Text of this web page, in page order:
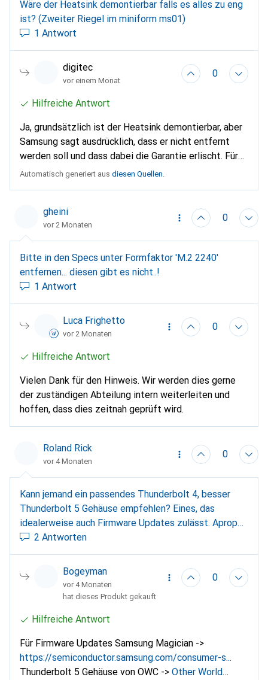
Wäre der Heatsink demontierbar falls es alles zu eng
ist? (Zweiter Riegel im miniform ms01)
1 Antwort
digitec
vor einem Monat
0
Hilfreiche Antwort
Ja, grundsätzlich ist der Heatsink demontierbar, aber
Samsung sagt ausdrücklich, dass er nicht entfernt
werden soll und dass dabei die Garantie erlischt. Für
dein Setup ist wichtig: Das Laufwerk mit Heatsink ist
Entfernen also technisch möglich, aber riskant und
nicht vorgesehen. Wenn du es trotzdem machst,
musst du mit möglicher Beschädigung des Laufwerks
und dem Verlust der Garantie rechnen.
Automatisch generiert aus diesen Quellen.
gheini
vor 2 Monaten
0
Bitte in den Specs unter Formfaktor 'M.2 2240'
entfernen... diesen gibt es nicht..!
1 Antwort
Luca Frighetto
vor 2 Monaten
0
Hilfreiche Antwort
Vielen Dank für den Hinweis. Wir werden dies gerne
der zuständigen Abteilung intern weiterleiten und
hoffen, dass dies zeitnah geprüft wird.
Roland Rick
vor 4 Monaten
0
Kann jemand ein passendes Thunderbolt 4, besser
Thunderbolt 5 Gehäuse empfehlen? Eines, das
idealerweise auch Firmware Updates zulässt. Apropos
Firmware Updates: Gibt's einen Link zu einem
Samsung Firmware Upgrade Tool das auch auf macOS
Tahoe läuft?
2 Antworten
Bogeyman
vor 4 Monaten
0
hat dieses Produkt gekauft
Hilfreiche Antwort
Für Firmware Updates Samsung Magician ->
https://semiconductor.samsung.com/consumer-s...
Thunderbolt 5 Gehäuse von OWC -> Other World